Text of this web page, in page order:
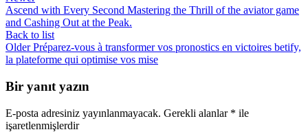
Ascend with Every Second Mastering the Thrill of the aviator game
and Cashing Out at the Peak.
Back to list
Older Préparez-vous à transformer vos pronostics en victoires betify,
la plateforme qui optimise vos mise
Bir yanıt yazın
E-posta adresiniz yayınlanmayacak. Gerekli alanlar * ile
işaretlenmişlerdir